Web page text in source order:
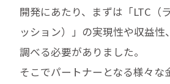
開発にあたり、まずは「LTC（
ッション）」の実現性や収益性
調べる必要がありました。
そこでパートナーとなる様々な